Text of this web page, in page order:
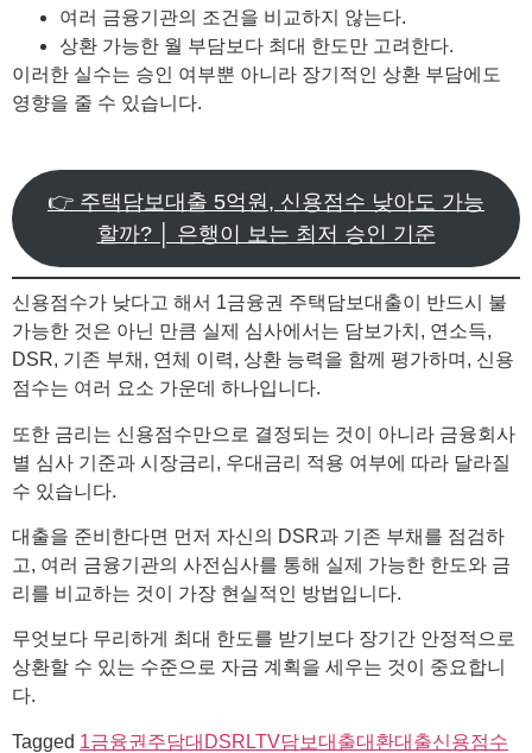
여러 금융기관의 조건을 비교하지 않는다.
상환 가능한 월 부담보다 최대 한도만 고려한다.
이러한 실수는 승인 여부뿐 아니라 장기적인 상환 부담에도
영향을 줄 수 있습니다.
👉 주택담보대출 5억원, 신용점수 낮아도 가능
할까? │ 은행이 보는 최저 승인 기준
신용점수가 낮다고 해서 1금융권 주택담보대출이 반드시 불
가능한 것은 아닌 만큼 실제 심사에서는 담보가치, 연소득,
DSR, 기존 부채, 연체 이력, 상환 능력을 함께 평가하며, 신용
점수는 여러 요소 가운데 하나입니다.
또한 금리는 신용점수만으로 결정되는 것이 아니라 금융회사
별 심사 기준과 시장금리, 우대금리 적용 여부에 따라 달라질
수 있습니다.
대출을 준비한다면 먼저 자신의 DSR과 기존 부채를 점검하
고, 여러 금융기관의 사전심사를 통해 실제 가능한 한도와 금
리를 비교하는 것이 가장 현실적인 방법입니다.
무엇보다 무리하게 최대 한도를 받기보다 장기간 안정적으로
상환할 수 있는 수준으로 자금 계획을 세우는 것이 중요합니
다.
Tagged 1금융권주담대 DSR LTV담보대출대환대출신용점수